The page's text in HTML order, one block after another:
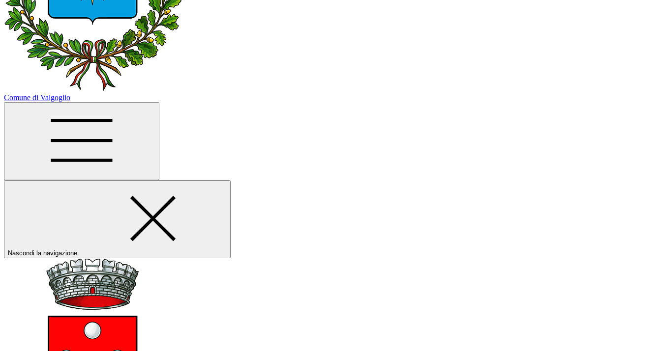
Comune di Valgoglio
Nascondi la navigazione